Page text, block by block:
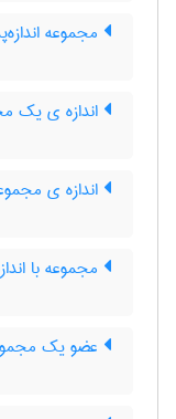
مجموعه
اندازه ی یک
اندازه ی
مجموعه با
عضو یک